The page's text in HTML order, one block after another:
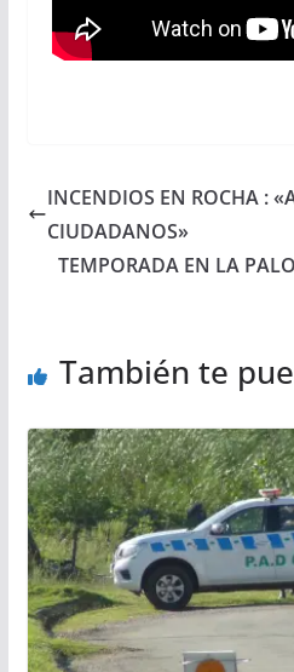
INCENDIOS EN ROCHA :
CIUDADANOS»
TEMPORADA EN LA
También te